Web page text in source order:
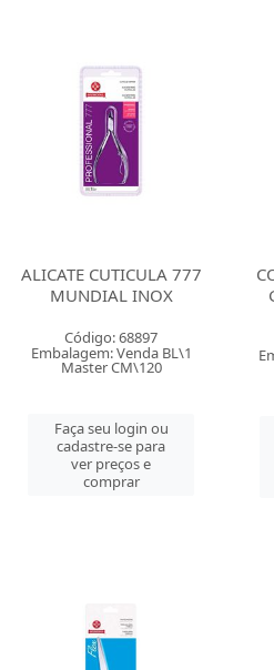
ALICATE CUTICULA 777
MUNDIAL INOX
Código: 68897
Embalagem: Venda BL\1
Master CM\120
Faça seu login ou
cadastre-se para
ver preços e
comprar